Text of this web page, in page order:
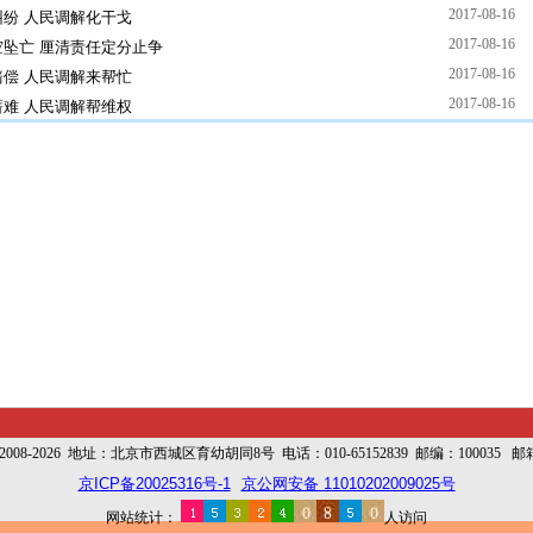
人民调解化干戈 2017-08-16
亡 厘清责任定分止争 2017-08-16
人民调解来帮忙 2017-08-16
人民调解帮维权 2017-08-16
2026 地址：北京市西城区育幼胡同8号 电话：010-65152839 邮编：100035 邮
京ICP备20025316号-1 京公网安备 11010202009025号
网站统计： 人访问